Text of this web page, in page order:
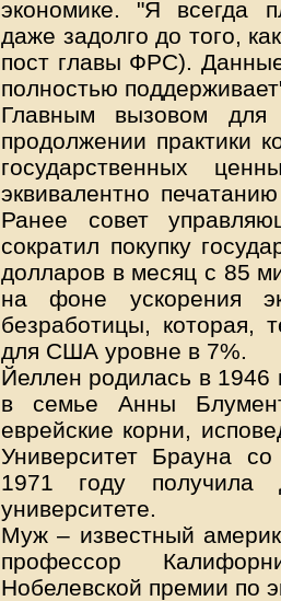
экономике. "Я всегда
даже задолго до того,
пост главы ФРС).
полностью
Главным вызовом
продолжении практики
государственных
эквивалентно
Ранее совет
сократил покупку
долларов в месяц с 85
на фоне ускорения
безработицы, которая,
для США уровне в 7%.
Йеллен родилась в 1946
в семье Анны
еврейские корни,
Университет Брауна
1971 году получила
университете.
Муж – известный
профессор
Нобелевской премии по